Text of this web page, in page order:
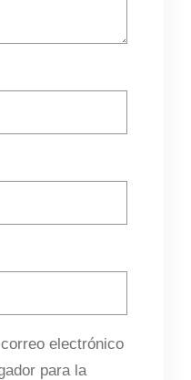
electrónico
para la